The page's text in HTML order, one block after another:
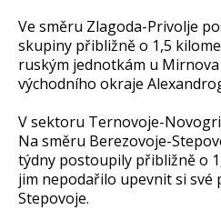
Ve směru Zlagoda-Privolje
skupiny přibližně o 1,5
ruským jednotkám u
východního okraje
V sektoru Ternovoje-
Na směru Berezovoje-
týdny postoupily přibližně o
jim nepodařilo upevnit si své
Stepovoje.